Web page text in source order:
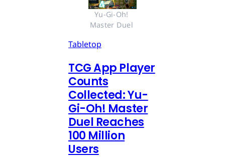
Yu-Gi-Oh!
Master Duel
Tabletop
TCG App Player
Counts
Collected: Yu-
Gi-Oh! Master
Duel Reaches
100 Million
Users